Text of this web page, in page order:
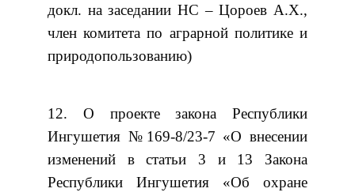
докл. на заседании НС – Цороев А.Х.,
член комитета по аграрной политике и
природопользованию)
12. О проекте закона Республики
Ингушетия №169-8/23-7 «О внесении
изменений в статьи 3 и 13 Закона
Республики Ингушетия «Об охране